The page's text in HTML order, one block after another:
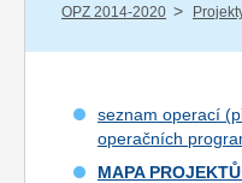
OPZ 2014-2020 /
seznam operací
operačních
MAPA